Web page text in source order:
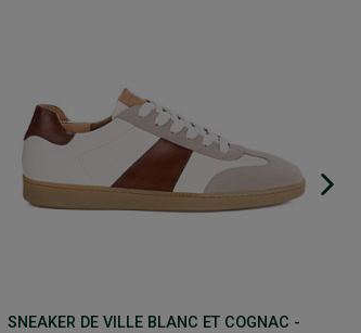
SNEAKER DE VILLE BLANC ET COGNAC -